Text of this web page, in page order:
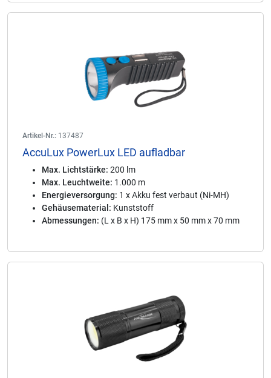
Artikel-Nr.: 137487
AccuLux PowerLux LED aufladbar
Max. Lichtstärke: 200 lm
Max. Leuchtweite: 1.000 m
Energieversorgung: 1 x Akku fest verbaut (Ni-MH)
Gehäusematerial: Kunststoff
Abmessungen: (L x B x H) 175 mm x 50 mm x 70 mm